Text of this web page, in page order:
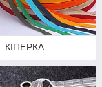
КІПЕРКА